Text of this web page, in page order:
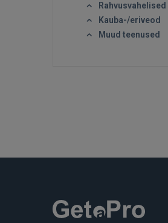
Rahvusvahelised
Kauba-/eriveod
Muud teenused